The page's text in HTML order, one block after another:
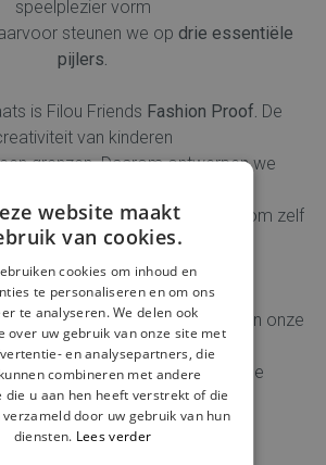
speelplezier vorm
steunen we op drie essentiële
pijlers.
is Filou Friends Fashion Proof. De
van kinderen
grenzen. Daarom ontwerpen we
waarbij verbeelding en vrijheid om zelf
te combineren alle
ruimte krijgen.
zijn, want spelende kinderen zijn onze
belangrijkste
Blijvende kwaliteit, met maximale
bewegingsvrijheid en
slijtage, is een absolute must.
website maakt
van cookies.
cookies om inhoud en
te personaliseren en om ons
te analyseren. We delen ook
over uw gebruik van onze site met
en analysepartners, die
combineren met andere
die u aan hen heeft verstrekt of die
door uw gebruik van hun
diensten. Lees verder